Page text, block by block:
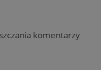
komentarzy